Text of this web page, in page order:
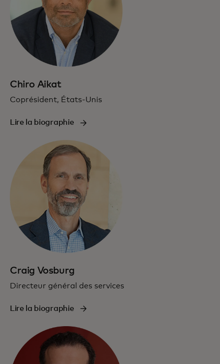
Chiro Aikat
Coprésident, États-Unis
Lire la biographie
Craig Vosburg
Directeur général des services
Lire la biographie